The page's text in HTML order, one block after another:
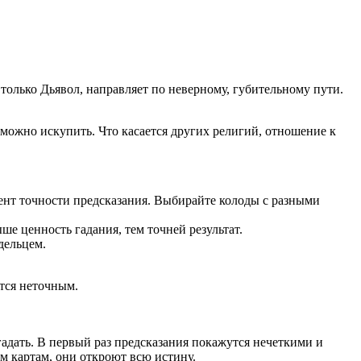
Дьявол, направляет по неверному, губительному пути.
искупить. Что касается других религий, отношение к
точности предсказания. Выбирайте колоды с разными
ценность гадания, тем точней результат.
неточным.
В первый раз предсказания покажутся нечеткими и
картам, они откроют всю истину.